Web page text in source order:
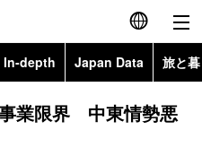
English
简体字
In-depth Japan Data 旅と
Topics
業限界 中東情勢悪